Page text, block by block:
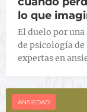
lo que
El duelo por
de psicología
expertas en
ANSIEDAD